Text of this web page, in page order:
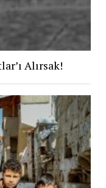
Alırsak!